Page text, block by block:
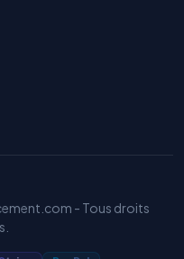
- Tous droits